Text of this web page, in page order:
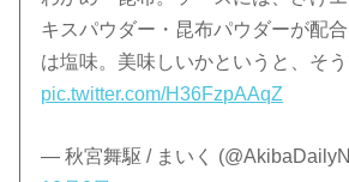
キスパウダー・昆布パウダーが配
は塩味。美味しいかというと、そう
pic.twitter.com/H36FzpAAqZ
— 秋宮舞駆 / まいく